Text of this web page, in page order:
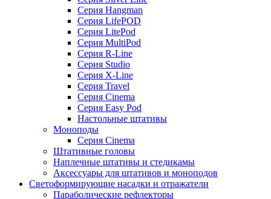
Серия Hangman
Серия LifePOD
Серия LitePod
Серия MultiPod
Серия R-Line
Серия Studio
Серия X-Line
Серия Travel
Серия Cinema
Серия Easy Pod
Настольные штативы
Моноподы
Серия Cinema
Штативные головы
Наплечные штативы и стедикамы
Аксессуары для штативов и моноподов
Светоформирующие насадки и отражатели
Параболические рефлекторы